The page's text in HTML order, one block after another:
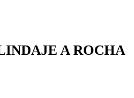
A ROCHA